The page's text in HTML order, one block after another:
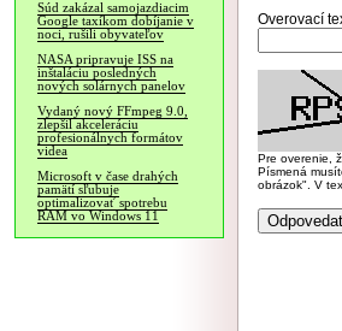
Súd zakázal samojazdiacim
Google taxíkom dobíjanie v
noci, rušili obyvateľov
NASA pripravuje ISS na
inštaláciu posledných
nových solárnych panelov
Vydaný nový FFmpeg 9.0,
zlepšil akceleráciu
profesionálnych formátov
videa
Microsoft v čase drahých
pamätí sľubuje
optimalizovať spotrebu
RAM vo Windows 11
Overovací
Pre overenie,
Písmená
obrázok". V